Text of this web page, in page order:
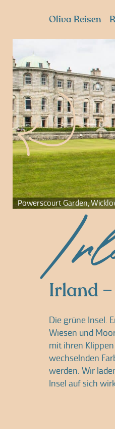
Oliva Reisen
Powerscourt Garden,
Irland
Die grüne Insel.
Wiesen und
mit ihren
wechselnden
werden. Wir
Insel auf sich